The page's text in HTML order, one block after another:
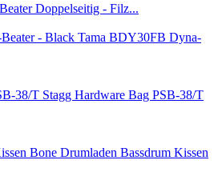
Doppelseitig - Filz...
Tama BDY30FB Dyna-
Stagg Hardware Bag PSB-38/T
Drumladen Bassdrum Kissen